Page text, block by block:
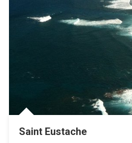
Saint Eustache